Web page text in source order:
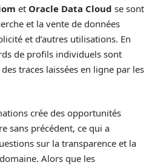
et Oracle Data Cloud se sont
et la vente de données
et d’autres utilisations. En
de profils individuels sont
traces laissées en ligne par les
crée des opportunités
sans précédent, ce qui a
sur la transparence et la
Alors que les